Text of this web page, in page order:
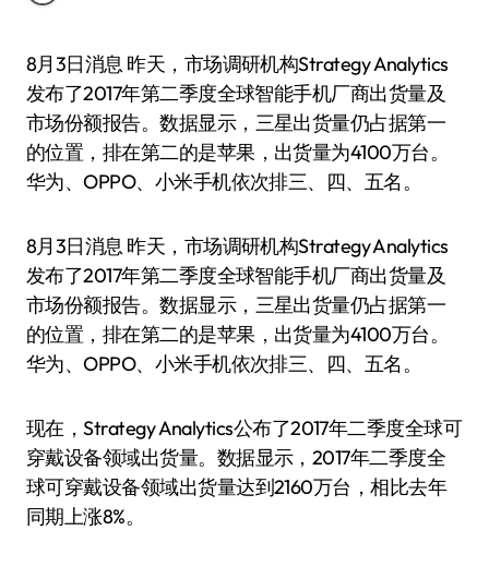
8月3日消息 昨天，市场调研机构Strategy Analytics
发布了2017年第二季度全球智能手机厂商出货量及
市场份额报告。数据显示，三星出货量仍占据第一
的位置，排在第二的是苹果，出货量为4100万台。
华为、OPPO、小米手机依次排三、四、五名。
8月3日消息 昨天，市场调研机构Strategy Analytics
发布了2017年第二季度全球智能手机厂商出货量及
市场份额报告。数据显示，三星出货量仍占据第一
的位置，排在第二的是苹果，出货量为4100万台。
华为、OPPO、小米手机依次排三、四、五名。
现在，Strategy Analytics公布了2017年二季度全球可
穿戴设备领域出货量。数据显示，2017年二季度全
球可穿戴设备领域出货量达到2160万台，相比去年
同期上涨8%。